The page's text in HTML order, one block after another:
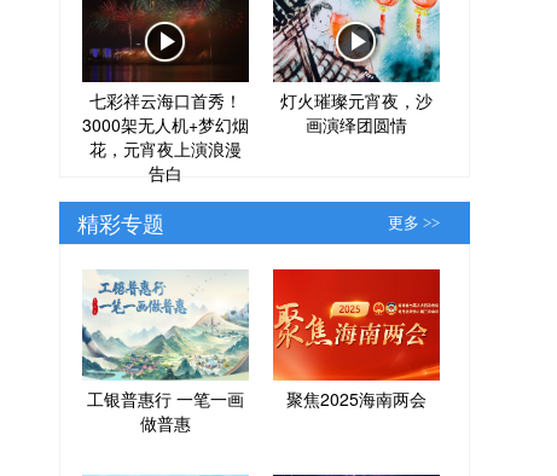
七彩祥云海口首秀！
3000架无人机+梦幻烟
花，元宵夜上演浪漫
告白
灯火璀璨元宵夜，沙
画演绎团圆情
精彩专题 更多 >>
工银普惠行 一笔一画
做普惠
聚焦2025海南两会